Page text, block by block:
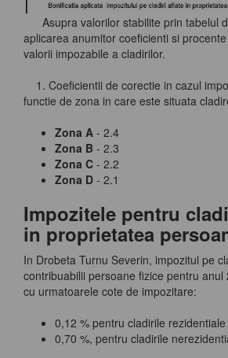
Asupra valorilor stabilite prin tabelul
aplicarea anumitor coeficienti si
valorii impozabile a cladirilor.
1. Coeficientii de corectie in cazul
functie de zona in care este situata
Zona A - 2.4
Zona B - 2.3
Zona C - 2.2
Zona D - 2.1
Impozitele pentru
in proprietatea
In Drobeta Turnu Severin, impozitul pe
contribuabilii persoane fizice pentru anul
cu urmatoarele cote de impozitare:
0,12 % pentru cladirile
0,70 %, pentru cladirile